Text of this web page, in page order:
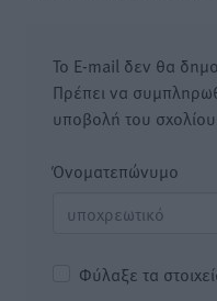
Το E-mail δεν θα
Πρέπει να
υποβολή του
Όνοματεπώνυμο
Φύλαξε τα